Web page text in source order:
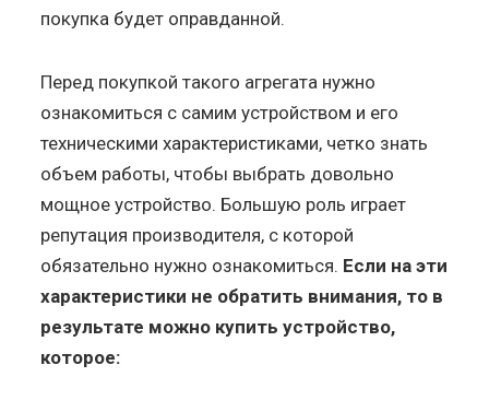
покупка будет оправданной.
Перед покупкой такого агрегата нужно
ознакомиться с самим устройством и его
техническими характеристиками, четко знать
объем работы, чтобы выбрать довольно
мощное устройство. Большую роль играет
репутация производителя, с которой
обязательно нужно ознакомиться. Если на эти
характеристики не обратить внимания, то в
результате можно купить устройство,
которое: